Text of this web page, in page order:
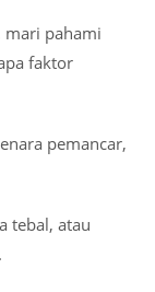
mari pahami
faktor
pemancar,
tebal, atau